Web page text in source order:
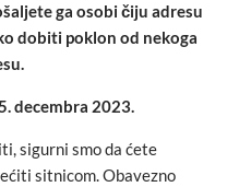
ga osobi čiju adresu
dobiti poklon od nekoga
decembra 2023.
sigurni smo da ćete
sitnicom. Obavezno